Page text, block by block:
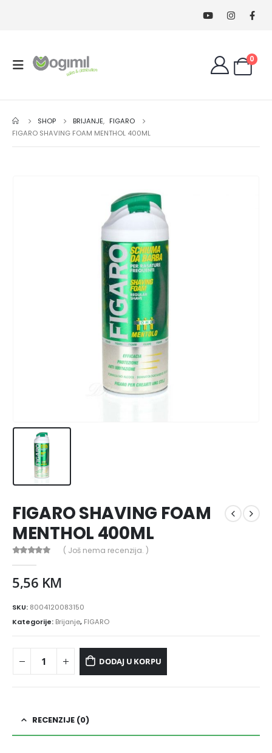
0
SHOP BRIJANJE, FIGARO
FIGARO SHAVING FOAM MENTHOL 400ML
FIGARO SHAVING FOAM
MENTHOL 400ML
( Još nema recenzija. )
5,56 KM
SKU: 8004120083150
Kategorije: Brijanje, FIGARO
DODAJ U KORPU
RECENZIJE (0)